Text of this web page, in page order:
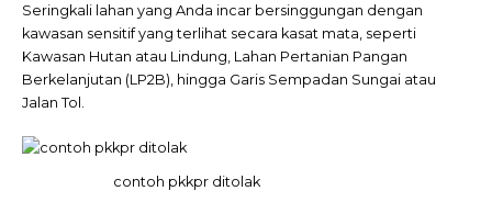
Seringkali lahan yang Anda incar bersinggungan dengan
kawasan sensitif yang terlihat secara kasat mata, seperti
Kawasan Hutan atau Lindung, Lahan Pertanian Pangan
Berkelanjutan (LP2B), hingga Garis Sempadan Sungai atau
Jalan Tol.
contoh pkkpr ditolak